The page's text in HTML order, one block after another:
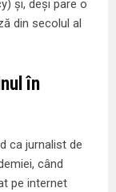
și, deși pare o
din secolul al
în
ca jurnalist de
când
pe internet